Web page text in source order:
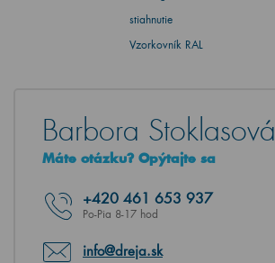
stiahnutie
Vzorkovník RAL
Barbora Stoklasová
Máte otázku? Opýtajte sa
+420 461 653 937
Po-Pia 8-17 hod
info@dreja.sk